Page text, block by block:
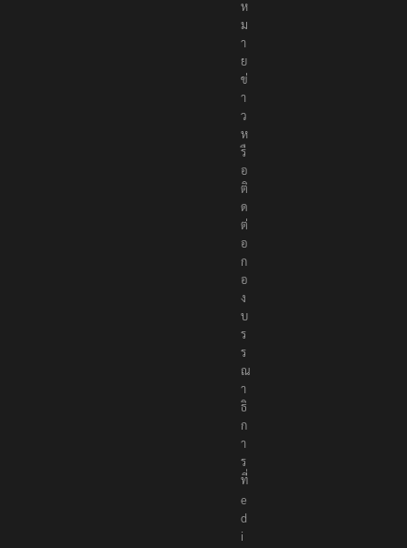
จ้
ง
ห
ม
า
ย
ข่
า
ว
ห
รื
อ
ติ
ด
ต่
อ
ก
อ
ง
บ
ร
ร
ณ
า
ธิ
ก
า
ร
ที่
e